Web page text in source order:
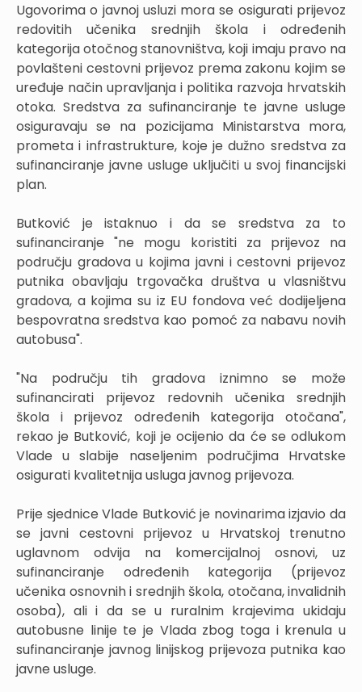
Ugovorima o javnoj usluzi mora se osigurati prijevoz
redovitih učenika srednjih škola i određenih
kategorija otočnog stanovništva, koji imaju pravo na
povlašteni cestovni prijevoz prema zakonu kojim se
uređuje način upravljanja i politika razvoja hrvatskih
otoka. Sredstva za sufinanciranje te javne usluge
osiguravaju se na pozicijama Ministarstva mora,
prometa i infrastrukture, koje je dužno sredstva za
sufinanciranje javne usluge uključiti u svoj financijski
plan.
Butković je istaknuo i da se sredstva za to
sufinanciranje "ne mogu koristiti za prijevoz na
području gradova u kojima javni i cestovni prijevoz
putnika obavljaju trgovačka društva u vlasništvu
gradova, a kojima su iz EU fondova već dodijeljena
bespovratna sredstva kao pomoć za nabavu novih
autobusa".
"Na području tih gradova iznimno se može
sufinancirati prijevoz redovnih učenika srednjih
škola i prijevoz određenih kategorija otočana",
rekao je Butković, koji je ocijenio da će se odlukom
Vlade u slabije naseljenim područjima Hrvatske
osigurati kvalitetnija usluga javnog prijevoza.
Prije sjednice Vlade Butković je novinarima izjavio da
se javni cestovni prijevoz u Hrvatskoj trenutno
uglavnom odvija na komercijalnoj osnovi, uz
sufinanciranje određenih kategorija (prijevoz
učenika osnovnih i srednjih škola, otočana, invalidnih
osoba), ali i da se u ruralnim krajevima ukidaju
autobusne linije te je Vlada zbog toga i krenula u
sufinanciranje javnog linijskog prijevoza putnika kao
javne usluge.